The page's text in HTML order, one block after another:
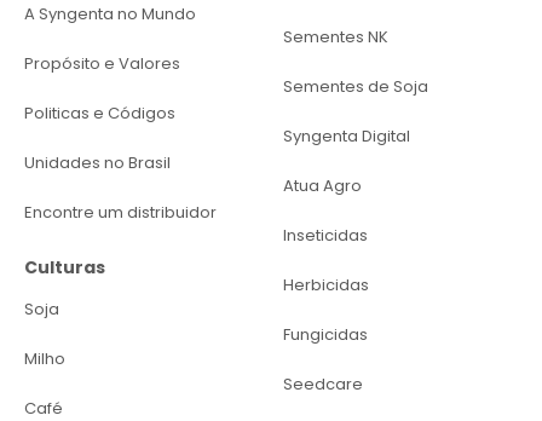
A Syngenta no Mundo
Propósito e Valores
Politicas e Códigos
Unidades no Brasil
Encontre um distribuidor
Culturas
Soja
Milho
Café
Sementes NK
Sementes de Soja
Syngenta Digital
Atua Agro
Inseticidas
Herbicidas
Fungicidas
Seedcare